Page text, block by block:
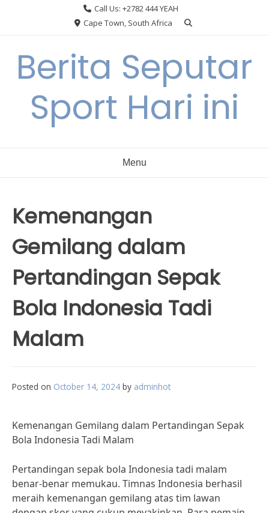
Call Us: +2782 444 YEAH
Cape Town, South Africa
Berita Seputar
Sport Hari ini
Menu
Kemenangan
Gemilang dalam
Pertandingan Sepak
Bola Indonesia Tadi
Malam
Posted on October 14, 2024 by adminhot
Kemenangan Gemilang dalam Pertandingan Sepak
Bola Indonesia Tadi Malam
Pertandingan sepak bola Indonesia tadi malam
benar-benar memukau. Timnas Indonesia berhasil
meraih kemenangan gemilang atas tim lawan